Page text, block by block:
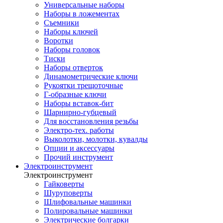
Универсальные наборы
Наборы в ложементах
Съемники
Наборы ключей
Воротки
Наборы головок
Тиски
Наборы отверток
Динамометрические ключи
Рукоятки трещоточные
Г-образные ключи
Наборы вставок-бит
Шарнирно-губцевый
Для восстановления резьбы
Электро-тех. работы
Выколотки, молотки, кувалды
Опции и аксессуары
Прочий инструмент
Электроинструмент
Электроинструмент
Гайковерты
Шуруповерты
Шлифовальные машинки
Полировальные машинки
Электрические болгарки